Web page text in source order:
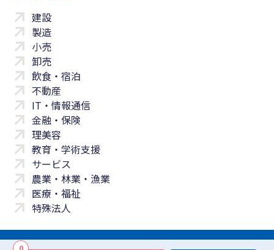
0
建設
製造
小売
卸売
飲食・宿泊
不動産
IT・情報通信
金融・保険
理美容
教育・学術支援
サービス
農業・林業・漁業
医療・福祉
特殊法人